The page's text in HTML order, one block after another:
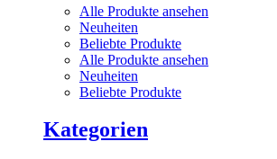
Alle Produkte ansehen
Neuheiten
Beliebte Produkte
Alle Produkte ansehen
Neuheiten
Beliebte Produkte
Kategorien